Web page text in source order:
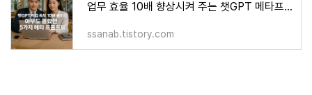
업무 효율 10배 향상시켜 주는 챗GPT 메타프롬프트 5가지
ssanab.tistory.com